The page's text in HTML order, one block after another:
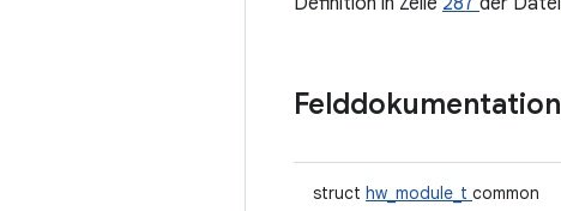
Felddokumentation
struct hw_module_t common